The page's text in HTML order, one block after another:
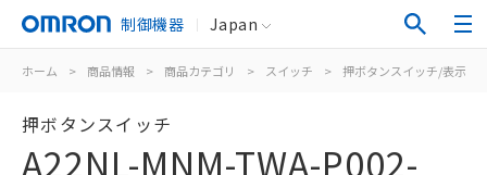
制御機器 Japan
ホーム > 商品情報 > 商品カテゴリ > スイッチ > 押ボタンスイッチ/表示灯
押ボタンスイッチ
A22NL-MNM-TWA-P002-